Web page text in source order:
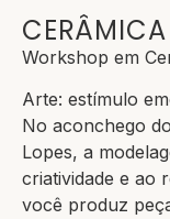
CERÂMICA
Workshop em
Arte: estímulo
No aconchego
Lopes, a
criatividade e ao
você produz